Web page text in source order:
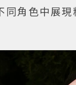
角色中展